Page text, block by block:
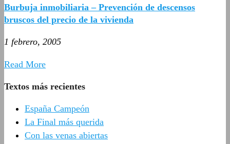
Burbuja inmobiliaria – Prevención de descensos
bruscos del precio de la vivienda
1 febrero, 2005
Read More
Textos más recientes
España Campeón
La Final más querida
Con las venas abiertas